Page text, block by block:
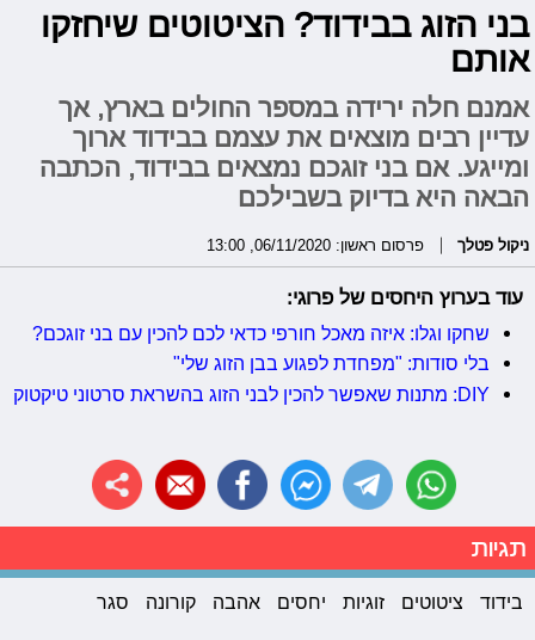
בני הזוג בבידוד? הציטוטים שיחזקו
אותם
אמנם חלה ירידה במספר החולים בארץ, אך
עדיין רבים מוצאים את עצמם בבידוד ארוך
ומייגע. אם בני זוגכם נמצאים בבידוד, הכתבה
הבאה היא בדיוק בשבילכם
ניקול פטלך פרסום ראשון: 06/11/2020, 13:00
עוד בערוץ היחסים של פרוגי:
שחקו וגלו: איזה מאכל חורפי כדאי לכם להכין עם בני זוגכם?
בלי סודות: "מפחדת לפגוע בבן הזוג שלי"
DIY: מתנות שאפשר להכין לבני הזוג בהשראת סרטוני טיקטוק
תגיות
בידוד ציטוטים זוגיות יחסים אהבה קורונה סגר